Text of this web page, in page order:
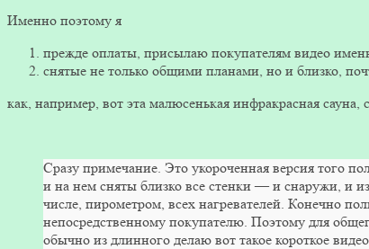
Именно поэтому я
прежде оплаты, присылаю покупателям видео
снятые не только общими планами, но и близко,
как, например, вот эта малюсенькая инфракрасная
Сразу примечание. Это укороченная версия того
и на нем сняты близко все стенки — и снаружи, и
числе, пирометром, всех нагревателей. Конечно
непосредственному покупателю. Поэтому для
обычно из длинного делаю вот такое короткое